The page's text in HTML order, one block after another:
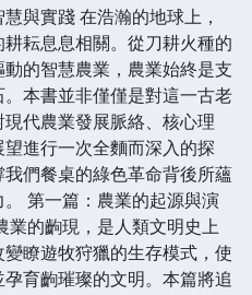
與實踐 在浩瀚的地球上，
耘息息相關。從刀耕火種的
的智慧農業，農業始終是支
本書並非僅僅是對這一古老
代農業發展脈絡、核心理
進行一次全麵而深入的探
們餐桌的綠色革命背後所蘊
第一篇：農業的起源與演
的齣現，是人類文明史上
瞭遊牧狩獵的生存模式，使
育齣璀璨的文明。本篇將追